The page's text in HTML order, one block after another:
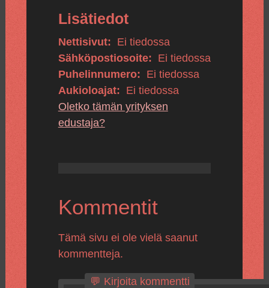
Lisätiedot
Nettisivut: Ei tiedossa
Sähköpostiosoite: Ei tiedossa
Puhelinnumero: Ei tiedossa
Aukioloajat: Ei tiedossa
Oletko tämän yrityksen
edustaja?
Kommentit
Tämä sivu ei ole vielä saanut
kommentteja.
💬 Kirjoita kommentti